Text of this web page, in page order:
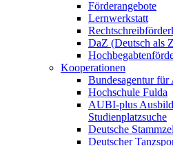
Förderangebote
Lernwerkstatt
DaZ (Deutsch als
Kooperationen
Bundesagentur für
Hochschule Fulda
AUBI-plus
Studienplatzsuche
Deutsche
Deutscher